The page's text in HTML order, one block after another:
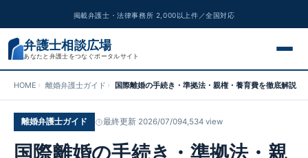
掲載弁護士・法律事務所 2,000以上件／全国対応
弁護士相談広場
あなたと弁護士をつなぐポータルサイト
交通事故
離婚問題
HOME 離婚弁護士ガイド 国際離婚の手続き・準拠法・親権・養育費を徹底解説
離婚弁護士ガイド 最終更新 2026/07/094,534 view
国際離婚の手続き・準拠法・親